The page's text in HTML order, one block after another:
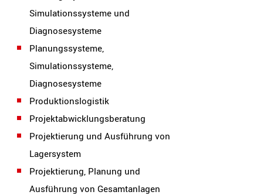
Simulationssysteme und
Diagnosesysteme
Planungssysteme,
Simulationssysteme,
Diagnosesysteme
Produktionslogistik
Projektabwicklungsberatung
Projektierung und Ausführung von
Lagersystem
Projektierung, Planung und
Ausführung von Gesamtanlagen